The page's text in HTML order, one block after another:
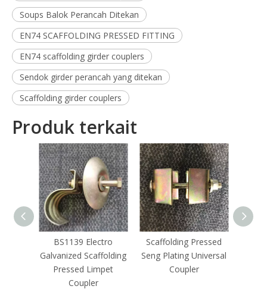
Soups Balok Perancah Ditekan
EN74 SCAFFOLDING PRESSED FITTING
EN74 scaffolding girder couplers
Sendok girder perancah yang ditekan
Scaffolding girder couplers
Produk terkait
BS1139 Electro
Galvanized Scaffolding
Pressed Limpet
Coupler
Scaffolding Pressed
Seng Plating Universal
Coupler